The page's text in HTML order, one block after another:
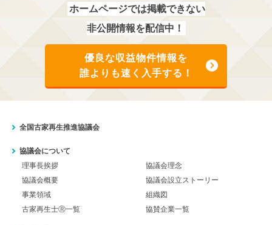
ホームページでは掲載できない
非公開情報を配信中！
優良な収益物件情報を
誰よりも速く入手する！
全国古家再生推進協議会
協議会について
理事長挨拶
協議会理念
協議会概要
協議会設立ストーリー
事業領域
組織図
古家再生士Ⓡ一覧
協賛企業一覧